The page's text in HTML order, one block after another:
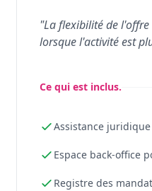
"La flexibilité de
lorsque l'activité est
Ce qui est inclus.
Assistance
Espace back-office
Registre des